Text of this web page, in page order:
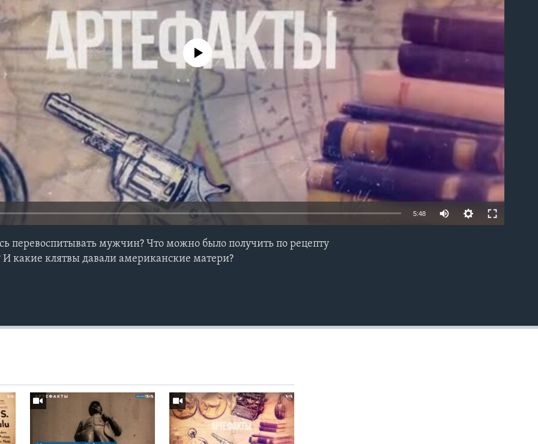
No media source currently available
5:48
перевоспитывать мужчин? Что можно было получить по рецепту
И какие клятвы давали американские матери?